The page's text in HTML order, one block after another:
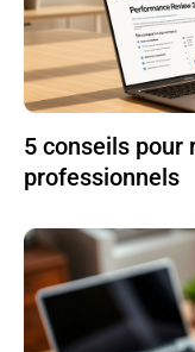
5 conseils pour
professionnels